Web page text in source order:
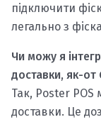
підключити
легально з
Чи можу я
доставки, як-
Так, Poster POS
доставки. Це